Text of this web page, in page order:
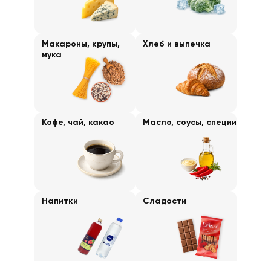
Макароны, крупы,
мука
Хлеб и выпечка
Кофе, чай, какао Масло, соусы, специи
Напитки Сладости